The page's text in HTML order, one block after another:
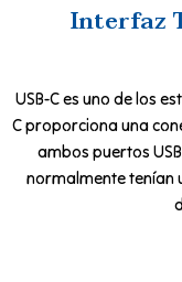
Interfaz
USB-C es uno de los
C proporciona una
ambos puertos
normalmente tenían